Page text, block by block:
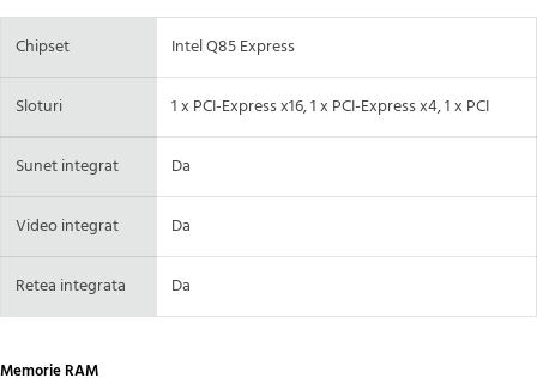
Chipset Intel Q85 Express
Sloturi 1 x PCI-Express x16, 1 x PCI-Express x4, 1 x PCI
Sunet integrat Da
Video integrat Da
Retea integrata Da
Memorie RAM